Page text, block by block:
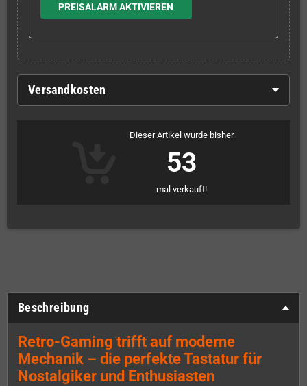
PREISALARM AKTIVIEREN
Versandkosten
Dieser Artikel wurde bisher
53
mal verkauft!
Beschreibung
Retro-Gaming trifft auf moderne
Mechanik – die perfekte Tastatur für
Nostalgiker und Enthusiasten